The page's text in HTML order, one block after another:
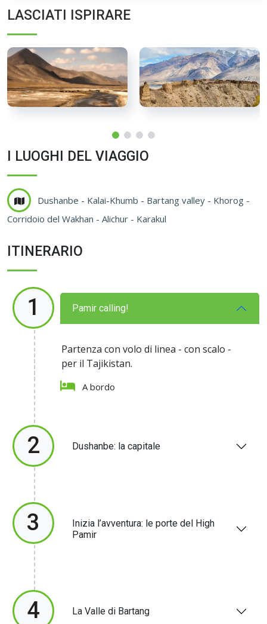
LASCIATI ISPIRARE
I LUOGHI DEL VIAGGIO
Dushanbe - Kalai-Khumb - Bartang valley - Khorog -
Corridoio del Wakhan - Alichur - Karakul
ITINERARIO
1 Pamir calling!
Partenza con volo di linea - con scalo -
per il Tajikistan.
A bordo
2 Dushanbe: la capitale
3
Inizia l’avventura: le porte del High
Pamir
4 La Valle di Bartang